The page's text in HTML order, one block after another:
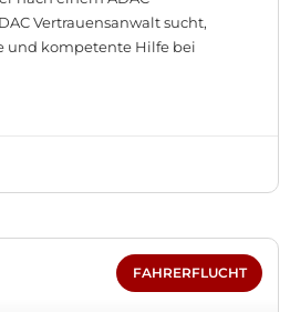
Vertrauensanwalt sucht,
und kompetente Hilfe bei
FAHRERFLUCHT